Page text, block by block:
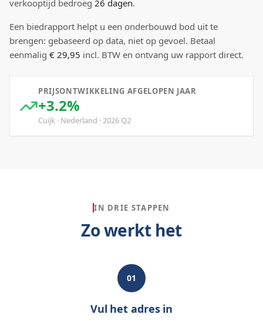
verkooptijd bedroeg 26 dagen.
Een biedrapport helpt u een onderbouwd bod uit te
brengen: gebaseerd op data, niet op gevoel. Betaal
eenmalig € 29,95 incl. BTW en ontvang uw rapport direct.
PRIJSONTWIKKELING AFGELOPEN JAAR
+3.2%
Cuijk · Nederland ·2026 Q2
IN DRIE STAPPEN
Zo werkt het
01
Vul het adres in